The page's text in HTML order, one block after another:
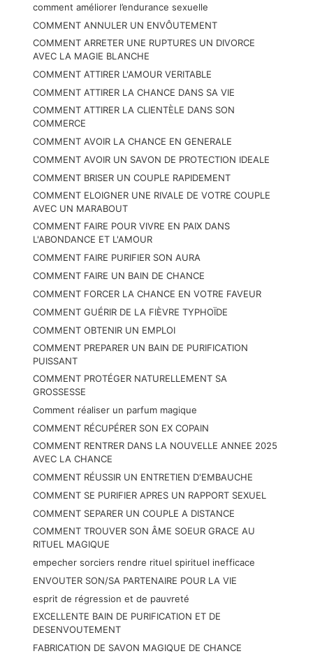
comment améliorer l’endurance sexuelle
COMMENT ANNULER UN ENVÔUTEMENT
COMMENT ARRETER UNE RUPTURES UN DIVORCE
AVEC LA MAGIE BLANCHE
COMMENT ATTIRER L'AMOUR VERITABLE
COMMENT ATTIRER LA CHANCE DANS SA VIE
COMMENT ATTIRER LA CLIENTÈLE DANS SON
COMMERCE
COMMENT AVOIR LA CHANCE EN GENERALE
COMMENT AVOIR UN SAVON DE PROTECTION IDEALE
COMMENT BRISER UN COUPLE RAPIDEMENT
COMMENT ELOIGNER UNE RIVALE DE VOTRE COUPLE
AVEC UN MARABOUT
COMMENT FAIRE POUR VIVRE EN PAIX DANS
L'ABONDANCE ET L'AMOUR
COMMENT FAIRE PURIFIER SON AURA
COMMENT FAIRE UN BAIN DE CHANCE
COMMENT FORCER LA CHANCE EN VOTRE FAVEUR
COMMENT GUÉRIR DE LA FIÈVRE TYPHOÏDE
COMMENT OBTENIR UN EMPLOI
COMMENT PREPARER UN BAIN DE PURIFICATION
PUISSANT
COMMENT PROTÉGER NATURELLEMENT SA
GROSSESSE
Comment réaliser un parfum magique
COMMENT RÉCUPÉRER SON EX COPAIN
COMMENT RENTRER DANS LA NOUVELLE ANNEE 2025
AVEC LA CHANCE
COMMENT RÉUSSIR UN ENTRETIEN D'EMBAUCHE
COMMENT SE PURIFIER APRES UN RAPPORT SEXUEL
COMMENT SEPARER UN COUPLE A DISTANCE
COMMENT TROUVER SON ÂME SOEUR GRACE AU
RITUEL MAGIQUE
empecher sorciers rendre rituel spirituel inefficace
ENVOUTER SON/SA PARTENAIRE POUR LA VIE
esprit de régression et de pauvreté
EXCELLENTE BAIN DE PURIFICATION ET DE
DESENVOUTEMENT
FABRICATION DE SAVON MAGIQUE DE CHANCE